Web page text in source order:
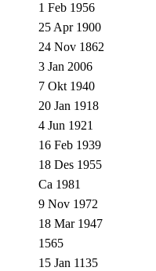
1 Feb 1956
25 Apr 1900
24 Nov 1862
3 Jan 2006
7 Okt 1940
20 Jan 1918
4 Jun 1921
16 Feb 1939
18 Des 1955
Ca 1981
9 Nov 1972
18 Mar 1947
1565
15 Jan 1135